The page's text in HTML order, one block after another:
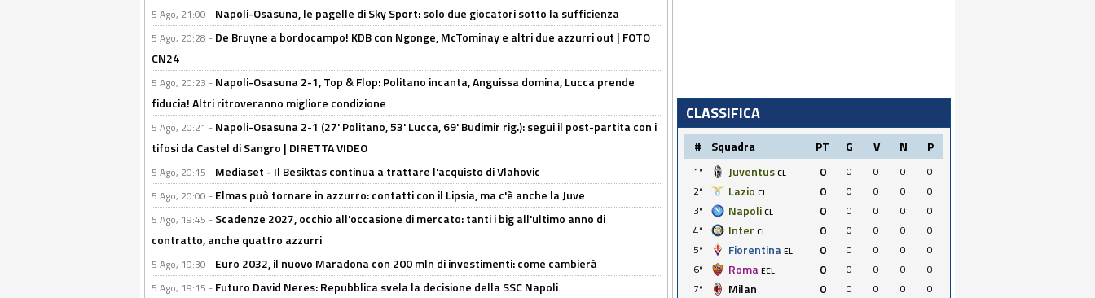
5 Ago, 21:00 - Napoli-Osasuna, le pagelle di Sky Sport: solo due giocatori sotto la sufficienza
5 Ago, 20:28 - De Bruyne a bordocampo! KDB con Ngonge, McTominay e altri due azzurri out | FOTO
CN24
5 Ago, 20:23 - Napoli-Osasuna 2-1, Top & Flop: Politano incanta, Anguissa domina, Lucca prende
fiducia! Altri ritroveranno migliore condizione
5 Ago, 20:21 - Napoli-Osasuna 2-1 (27' Politano, 53' Lucca, 69' Budimir rig.): segui il post-partita con i
tifosi da Castel di Sangro | DIRETTA VIDEO
5 Ago, 20:15 - Mediaset - Il Besiktas continua a trattare l'acquisto di Vlahovic
5 Ago, 20:00 - Elmas può tornare in azzurro: contatti con il Lipsia, ma c'è anche la Juve
5 Ago, 19:45 - Scadenze 2027, occhio all'occasione di mercato: tanti i big all'ultimo anno di
contratto, anche quattro azzurri
5 Ago, 19:30 - Euro 2032, il nuovo Maradona con 200 mln di investimenti: come cambierà
5 Ago, 19:15 - Futuro David Neres: Repubblica svela la decisione della SSC Napoli
CLASSIFICA
# Squadra PT G V N P
1º Juventus CL 0 0 0 0
0
2º
Lazio CL 0 0 0 0
0
3º
Napoli CL 0 0 0 0
0
4º
Inter CL 0 0 0 0
0
5º
Fiorentina EL 0 0 0 0
0
6º
Roma ECL 0 0 0 0
0
7º
Milan 0 0 0 0
0